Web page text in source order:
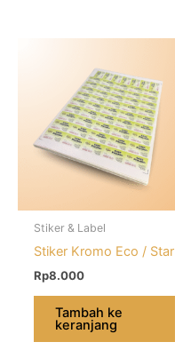
Stiker & Label
Stiker Kromo Eco / Star
Rp8.000
Tambah ke
keranjang